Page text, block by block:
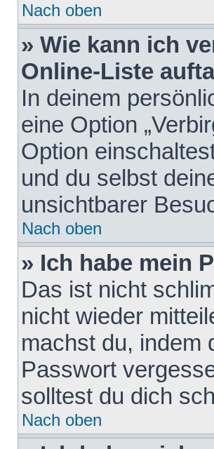
Nach oben
» Wie kann ich
Online-Liste
In deinem
eine Option
Option
und du selbst
unsichtbarer
Nach oben
» Ich habe mein
Das ist nicht
nicht wieder
machst du, indem
Passwort
solltest du dich
Nach oben